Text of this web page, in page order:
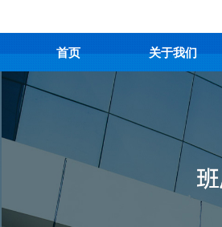
首页 关于我们